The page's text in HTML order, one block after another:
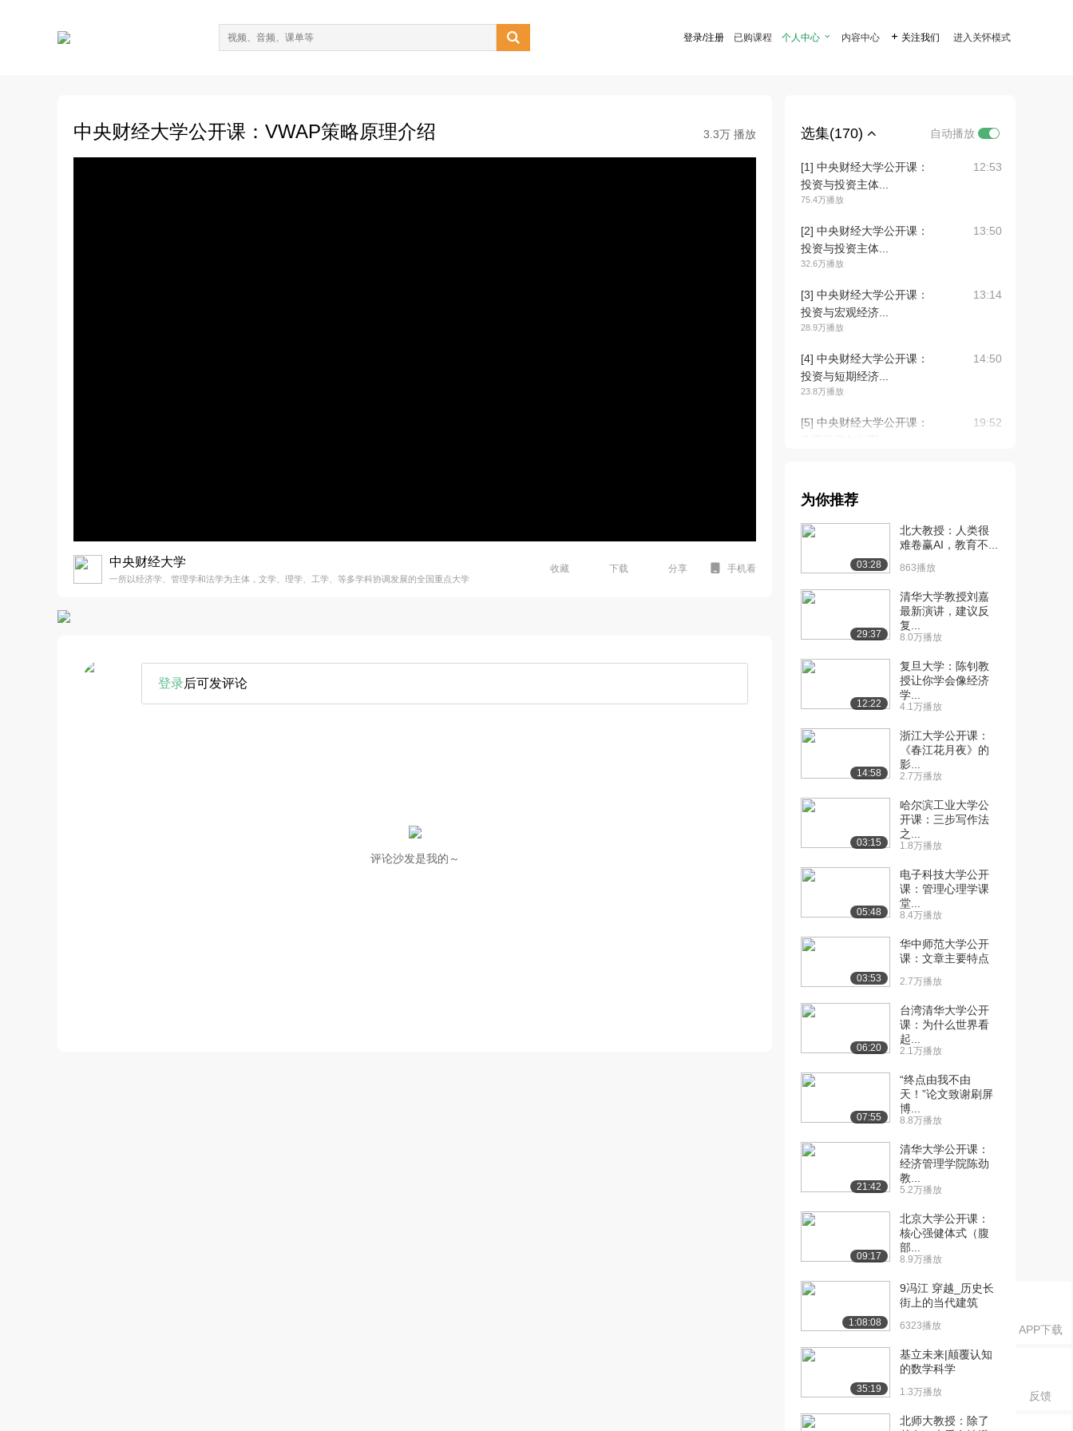
 登录/注册 已购课程 个人中心  内容中心  关注我们 进入关怀模式
APP下载
反馈
中央财经大学公开课：VWAP策略原理介绍 3.3万 播放
中央财经大学
一所以经济学、管理学和法学为主体，文学、理学、工学、等多学科协调发展的全国重点大学
收藏 下载 分享 手机看
登录后可发评论
评论沙发是我的～
选集(170) 自动播放
[1] 中央财经大学公开课：
投资与投资主体...
75.4万播放
12:53
[2] 中央财经大学公开课：
投资与投资主体...
32.6万播放
13:50
[3] 中央财经大学公开课：
投资与宏观经济...
28.9万播放
13:14
[4] 中央财经大学公开课：
投资与短期经济...
23.8万播放
14:50
[5] 中央财经大学公开课：
19:52
投资与长期经济...
[7] 中央财经大学公开课：
投资规模与投资...
24:03
[8] 中央财经大学公开课：
行业的涵义与分...
19:10
[9] 中央财经大学公开课：
行业的生命周期
13.0万播放
18:09
[10] 中央财经大学公开
课：行业与经济周期
21:19
[11] 中央财经大学公开
课：行业结构及其分...
20:24
[12] 中央财经大学公开
课：房地产行业投资...
11:17
课：投资与项目
课：财务效益评估
课：财务指标分类介...
[16] 中央财经大学公开
课：静态评价指标介...
9.1万播放
[17] 中央财经大学公开
8.8万播放
[18] 中央财经大学公开
8.2万播放
[19] 中央财经大学公开
课：盈利能力指数与...
6.9万播放
[20] 中央财经大学公开
课：项目比选介绍与...
6.4万播放
为你推荐
03:28
北大教授：人类很
难卷赢AI，教育不...
863播放
29:37
清华大学教授刘嘉
最新演讲，建议反
复...
8.0万播放
12:22
复旦大学：陈钊教
授让你学会像经济
学...
4.1万播放
14:58
浙江大学公开课：
《春江花月夜》的
影...
2.7万播放
03:15
哈尔滨工业大学公
开课：三步写作法
之...
1.8万播放
05:48
电子科技大学公开
课：管理心理学课
堂...
8.4万播放
03:53
华中师范大学公开
课：文章主要特点
2.7万播放
06:20
台湾清华大学公开
课：为什么世界看
起...
2.1万播放
07:55
“终点由我不由
天！”论文致谢刷屏
博...
8.8万播放
21:42
清华大学公开课：
经济管理学院陈劲
教...
5.2万播放
09:17
北京大学公开课：
核心强健体式（腹
部...
8.9万播放
1:08:08
9冯江 穿越_历史长
街上的当代建筑
6323播放
35:19
基立未来|颠覆认知
的数学科学
1.3万播放
北师大教授：除了